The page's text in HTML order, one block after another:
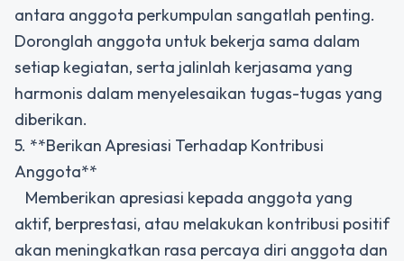
antara anggota perkumpulan sangatlah penting.
Doronglah anggota untuk bekerja sama dalam
setiap kegiatan, serta jalinlah kerjasama yang
harmonis dalam menyelesaikan tugas-tugas yang
diberikan.
5. **Berikan Apresiasi Terhadap Kontribusi
Anggota**
Memberikan apresiasi kepada anggota yang
aktif, berprestasi, atau melakukan kontribusi positif
akan meningkatkan rasa percaya diri anggota dan